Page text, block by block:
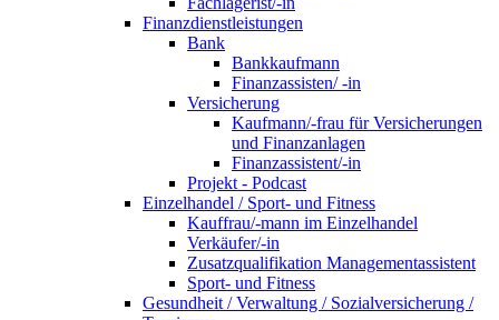
Finanzdienstleistungen
Bank
Bankkaufmann
Finanzassisten/ -in
Versicherung
Kaufmann/-frau für Versicherungen
und Finanzanlagen
Finanzassistent/-in
Projekt - Podcast
Einzelhandel / Sport- und Fitness
Kauffrau/-mann im Einzelhandel
Verkäufer/-in
Zusatzqualifikation Managementassistent
Sport- und Fitness
Gesundheit / Verwaltung / Sozialversicherung /